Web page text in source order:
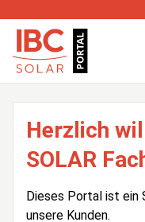
Herzlich
SOLAR
Dieses Portal ist ein
unsere Kunden.